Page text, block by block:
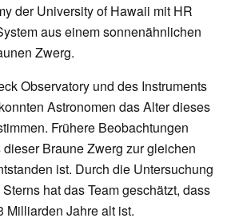
der University of Hawaii mit HR
aus einem sonnenähnlichen
Zwerg.
Observatory und des Instruments
Astronomen das Alter dieses
Frühere Beobachtungen
Braune Zwerg zur gleichen
ist. Durch die Untersuchung
hat das Team geschätzt, dass
Milliarden Jahre alt ist.